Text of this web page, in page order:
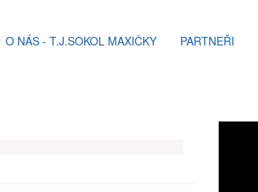
O NÁS - T.J.SOKOL MAXIČKY PARTNEŘI